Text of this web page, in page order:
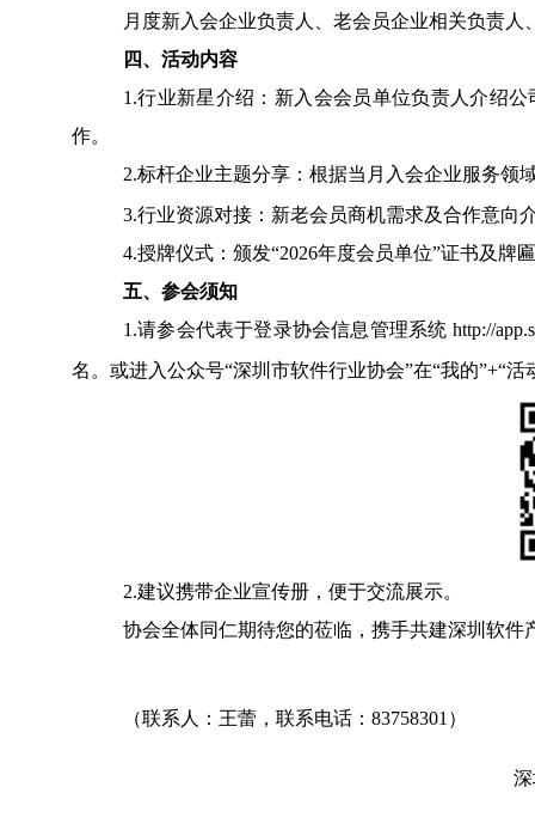
月度新入会企业负责人、老会员企业相关负责人
四、活动内容
1.行业新星介绍：新入会会员单位负责人介绍
作。
2.标杆企业主题分享：根据当月入会企业服务领
3.行业资源对接：新老会员商机需求及合作意向
4.授牌仪式：颁发“2026年度会员单位”证书及牌
五、参会须知
1.请参会代表于登录协会信息管理系统 http://
名。或进入公众号“深圳市软件行业协会”在“我的”+“活
2.建议携带企业宣传册，便于交流展示。
协会全体同仁期待您的莅临，携手共建深圳软
（联系人：王蕾，联系电话：83758301）